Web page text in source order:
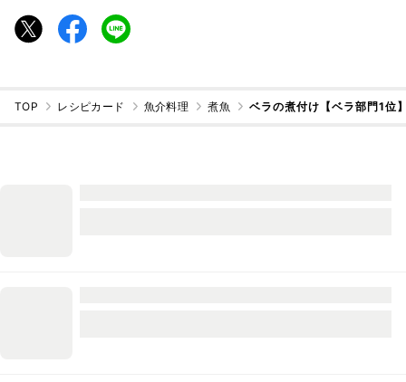
TOP レシピカード 魚介料理 煮魚 ベラの煮付け【ベラ部門1位